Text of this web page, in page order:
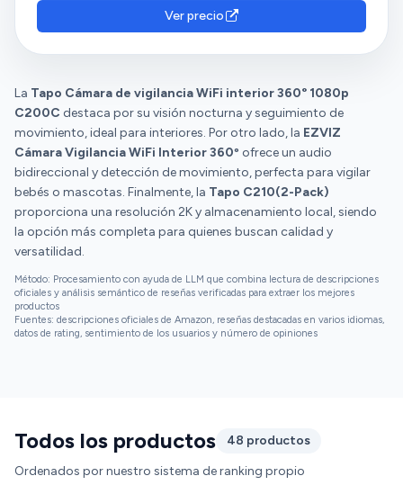
muy claro incluso en habitaciones completamente
oscuras. Es uno de los puntos fuertes sin duda. En
perfectamente con lo que promete. Para quienes ya
usaban la versión anterior, esta es una buena mejora.
panorámica y la buena relación calidad-precio. Sin
embargo, hay opiniones diversas sobre la
conectividad.
Ver precio
La Tapo Cámara de vigilancia WiFi interior 360° 1080p
C200C destaca por su visión nocturna y seguimiento de
movimiento, ideal para interiores. Por otro lado, la EZVIZ
Cámara Vigilancia WiFi Interior 360º ofrece un audio
bidireccional y detección de movimiento, perfecta para vigilar
bebés o mascotas. Finalmente, la Tapo C210(2-Pack)
proporciona una resolución 2K y almacenamiento local, siendo
la opción más completa para quienes buscan calidad y
versatilidad.
Método: Procesamiento con ayuda de LLM que combina lectura de descripciones
oficiales y análisis semántico de reseñas verificadas para extraer los mejores
productos
Fuentes: descripciones oficiales de Amazon, reseñas destacadas en varios idiomas,
datos de rating, sentimiento de los usuarios y número de opiniones
Todos los productos
48 productos
Ordenados por nuestro sistema de ranking propio